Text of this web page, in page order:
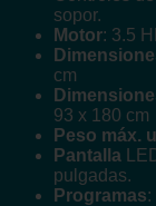
sopor.
Motor: 3.5
cm
93 x 180 cm
Peso máx.
Pantalla
pulgadas.
Programas: